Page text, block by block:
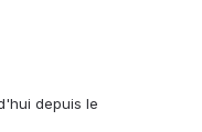
depuis le